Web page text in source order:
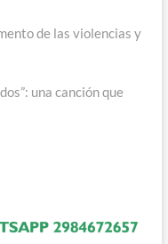
de las violencias y
una canción que